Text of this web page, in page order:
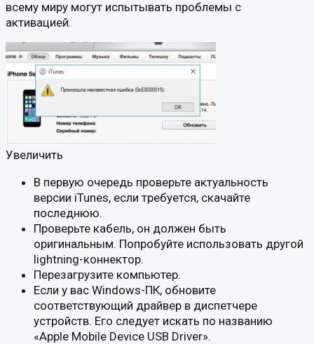
всему миру могут испытывать проблемы с
активацией.
Увеличить
В первую очередь проверьте актуальность
версии iTunes, если требуется, скачайте
последнюю.
Проверьте кабель, он должен быть
оригинальным. Попробуйте использовать другой
lightning-коннектор.
Перезагрузите компьютер.
Если у вас Windows-ПК, обновите
соответствующий драйвер в диспетчере
устройств. Его следует искать по названию
«Apple Mobile Device USB Driver».